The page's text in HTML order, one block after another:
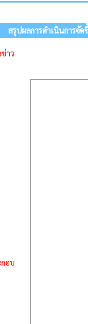
สรุปผลการดำเนินการจั
าว
อบ